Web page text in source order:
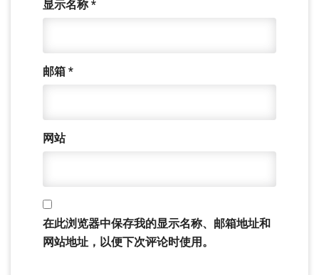
显示名称*
邮箱 *
网站
在此浏览器中保存我的显示名称、邮箱地址和
网站地址，以便下次评论时使用。